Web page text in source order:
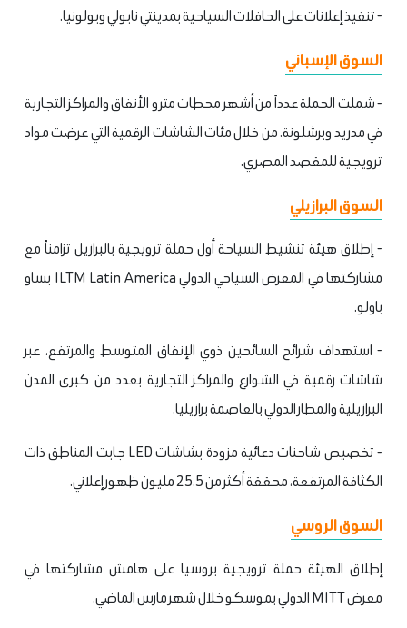
- تنفيذ إعلانات على الحافلات السياحية بمدينتي نابولي وبولونيا.
السوق الإسباني
- شملت الحملة عدداً من أشهر محطات مترو الأنفاق والمراكز التجارية
في مدريد وبرشلونة، من خلال مئات الشاشات الرقمية التي عرضت مواد
ترويجية للمقصد المصري.
السوق البرازيلي
- إطلاق هيئة تنشيط السياحة أول حملة ترويجية بالبرازيل تزامناً مع
مشاركتها في المعرض السياحي الدولي ILTM Latin America بساو
باولو.
- استهداف شرائح السائحين ذوي الإنفاق المتوسط والمرتفع، عبر
شاشات رقمية في الشوارع والمراكز التجارية بعدد من كبرى المدن
البرازيلية والمطار الدولي بالعاصمة برازيليا.
- تخصيص شاحنات دعائية مزودة بشاشات LED جابت المناطق ذات
الكثافة المرتفعة، محققة أكثر من 25.5 مليون ظهور إعلاني.
السوق الروسي
إطلاق الهيئة حملة ترويجية بروسيا على هامش مشاركتها في
معرض MITT الدولي بموسكو خلال شهر مارس الماضي.